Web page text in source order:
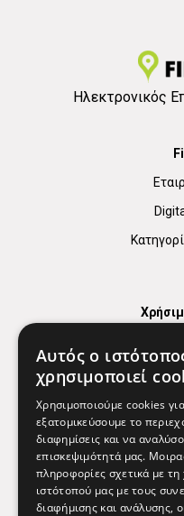
Ηλεκτρονικός
Αυτός ο
χρησιμοποιεί
Χρησιμοποιούμε cookies
εξατομικεύσουμε το
διαφημίσεις και να
επισκεψιμότητά μας.
πληροφορίες σχετικά με
ιστότοπού μας με τους
διαφήμισης και ανάλυσης,